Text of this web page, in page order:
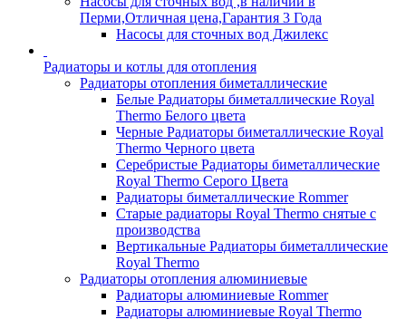
Перми,Отличная цена,Гарантия 3 Года
Насосы для сточных вод Джилекс
Радиаторы и котлы для отопления
Радиаторы отопления биметаллические
Белые Радиаторы биметаллические Royal
Thermo Белого цвета
Черные Радиаторы биметаллические Royal
Thermo Черного цвета
Серебристые Радиаторы биметаллические
Royal Thermo Серого Цвета
Радиаторы биметаллические Rommer
Старые радиаторы Royal Thermo снятые с
производства
Вертикальные Радиаторы биметаллические
Royal Thermo
Радиаторы отопления алюминиевые
Радиаторы алюминиевые Rommer
Радиаторы алюминиевые Royal Thermo